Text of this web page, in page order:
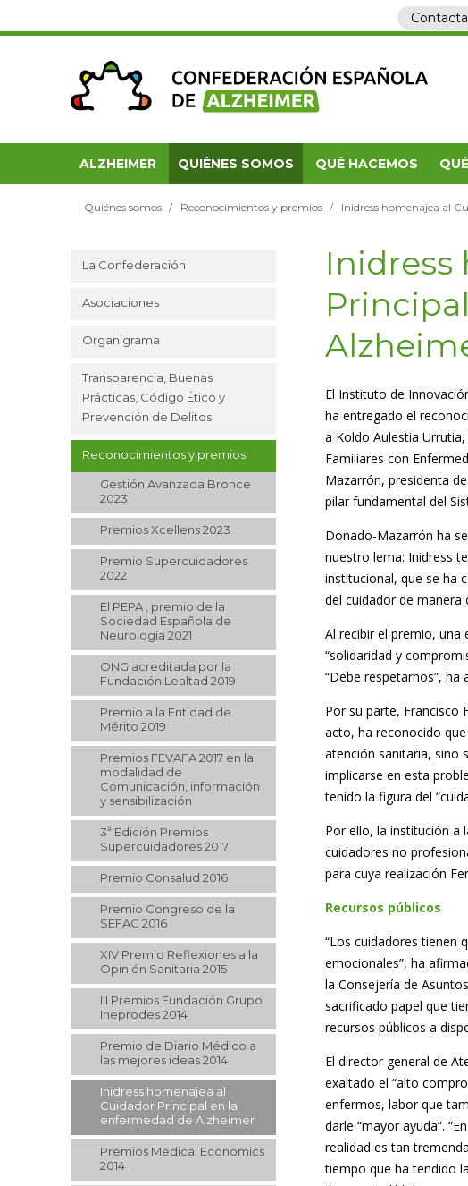
ALZHEIMER QUIÉNES SOMOS QUÉ HACEMOS
Quiénes somos Reconocimientos y premios Inidress homenajea al
La Confederación
Asociaciones
Organigrama
Transparencia, Buenas
Prácticas, Código Ético y
Prevención de Delitos
Reconocimientos y premios
Gestión Avanzada Bronce
2023
Premios Xcellens 2023
Premio Supercuidadores
2022
El PEPA , premio de la
Sociedad Española de
Neurología 2021
ONG acreditada por la
Fundación Lealtad 2019
Premio a la Entidad de
Mérito 2019
Premios FEVAFA 2017 en la
modalidad de
Comunicación, información
y sensibilización
3ª Edición Premios
Supercuidadores 2017
Premio Consalud 2016
Premio Congreso de la
SEFAC 2016
XIV Premio Reflexiones a la
Opinión Sanitaria 2015
III Premios Fundación Grupo
Ineprodes 2014
Premio de Diario Médico a
las mejores ideas 2014
Inidress homenajea al
Cuidador Principal en la
enfermedad de Alzheimer
Premios Medical Economics
2014
Inidress
El Instituto de
ha entregado el
a Koldo Aulestia
Familiares con
Mazarrón, presidenta
pilar fundamental del
Donado-Mazarrón ha
nuestro lema: Inidress
institucional, que se ha
del cuidador de manera
Al recibir el premio, una
“solidaridad y
“Debe respetarnos”, ha
Por su parte, Francisco
acto, ha reconocido
atención sanitaria, sino
implicarse en esta
tenido la figura del
Por ello, la institución a
cuidadores no
para cuya realización
Recursos públicos
“Los cuidadores tienen
emocionales”, ha
la Consejería de
sacrificado papel que
recursos públicos a
El director general de
exaltado el “alto
enfermos, labor que
darle “mayor ayuda”.
realidad es tan
tiempo que ha tendido